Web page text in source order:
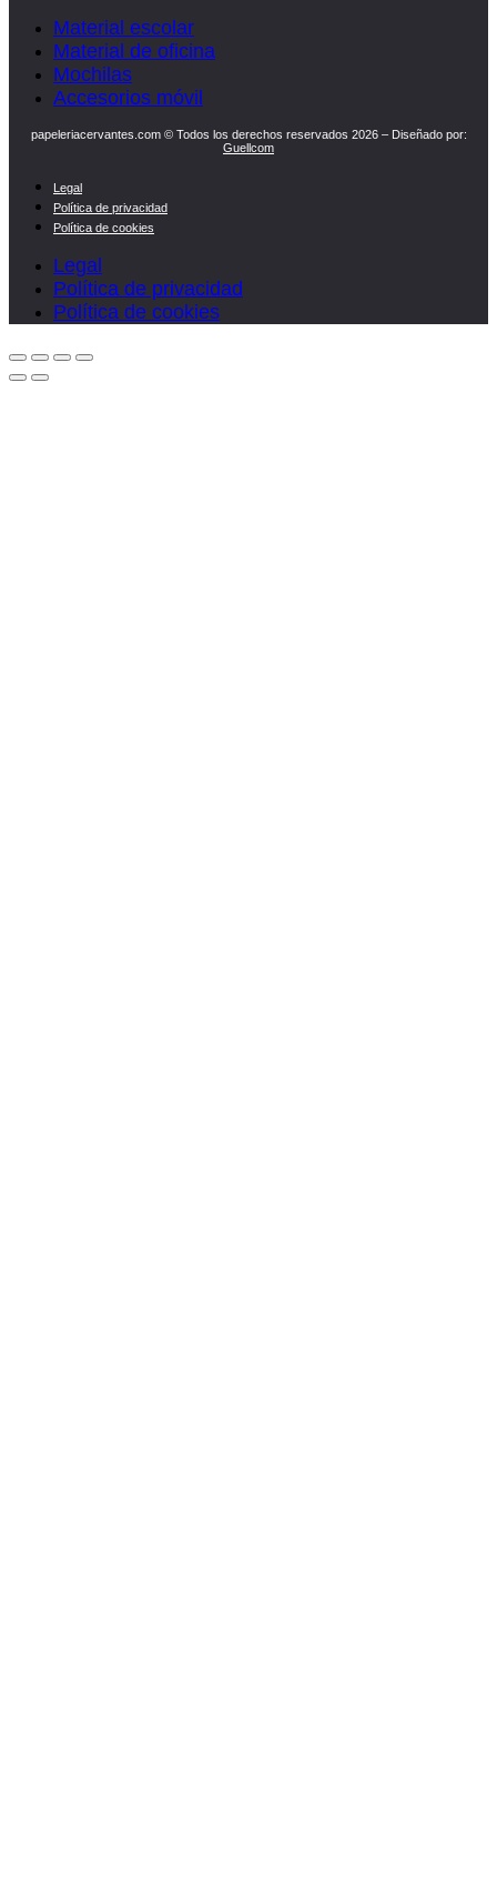
Material escolar
Material de oficina
Mochilas
Accesorios móvil
papeleriacervantes.com © Todos los derechos reservados 2026 – Diseñado por:
Guellcom
Legal
Política de privacidad
Política de cookies
Legal
Política de privacidad
Política de cookies